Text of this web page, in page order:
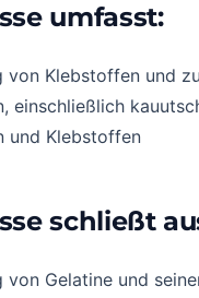
umfasst:
von Klebstoffen und
einschließlich
und Klebstoffen
schließt
von Gelatine und